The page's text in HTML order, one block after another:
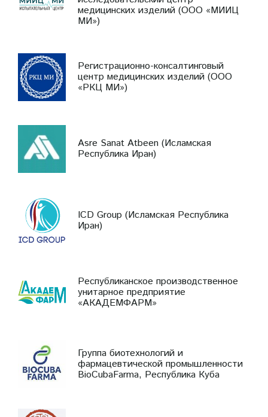
медицинских изделий (ООО «МИИЦ
МИ»)
Регистрационно-консалтинговый
центр медицинских изделий (ООО
«РКЦ МИ»)
Asre Sanat Atbeen (Исламская
Республика Иран)
ICD Group (Исламская Республика
Иран)
Республиканское производственное
унитарное предприятие
«АКАДЕМФАРМ»
Группа биотехнологий и
фармацевтической промышленности
BioCubaFarma, Республика Куба